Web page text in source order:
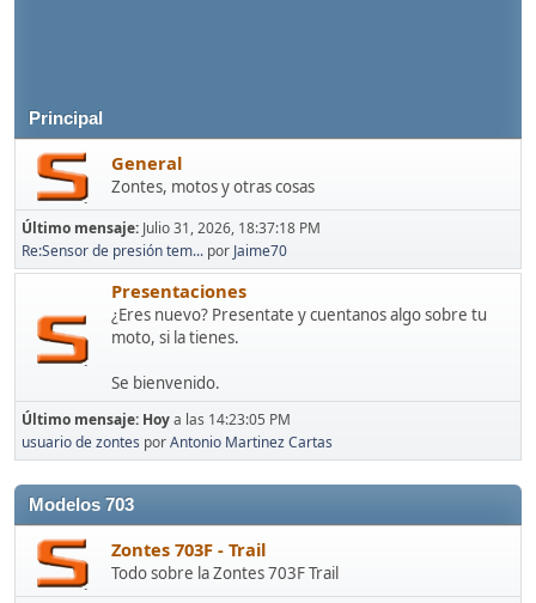
Principal
General
Zontes, motos y otras cosas
Último mensaje: Julio 31, 2026, 18:37:18 PM
Re:Sensor de presión tem... por Jaime70
Presentaciones
¿Eres nuevo? Presentate y cuentanos algo sobre tu
moto, si la tienes.
Se bienvenido.
Último mensaje: Hoya las 14:23:05 PM
usuario de zontes porAntonio Martinez Cartas
Modelos 703
Zontes 703F - Trail
Todo sobre la Zontes 703F Trail